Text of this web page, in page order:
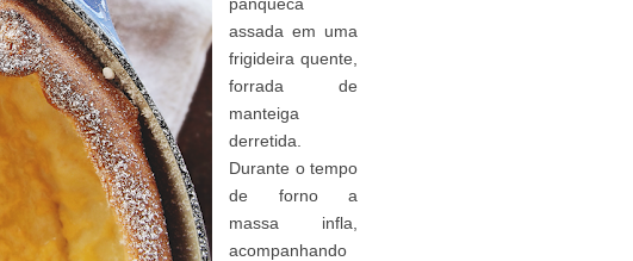
assada em uma
frigideira quente,
forrada de
manteiga
derretida.
Durante o tempo
de forno a
massa infla,
acompanhando